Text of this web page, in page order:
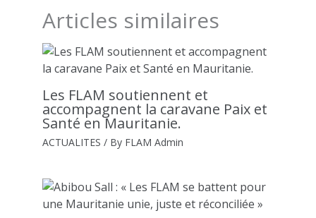
Articles similaires
Les FLAM soutiennent et
accompagnent la caravane Paix et
Santé en Mauritanie.
ACTUALITES / By FLAM Admin